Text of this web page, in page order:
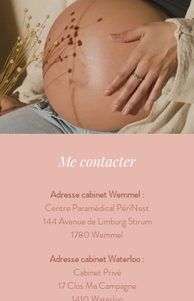
Me contacter
Adresse cabinet Wemmel :
Centre Paramédical PériNest
144 Avenue de Limburg Stirum
1780 Wemmel
Adresse cabinet Waterloo :
Cabinet Privé
17 Clos Ma Campagne